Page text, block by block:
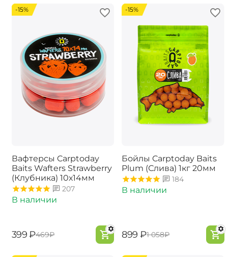
-15%
Вафтерсы Carptoday
Baits Wafters Strawberry
(Клубника) 10х14мм
207
В наличии
‍399‍ ₽‍469‍₽
-15%
Бойлы Carptoday Baits
Plum (Слива) 1кг 20мм
184
В наличии
‍899‍ ₽‍1 058‍₽